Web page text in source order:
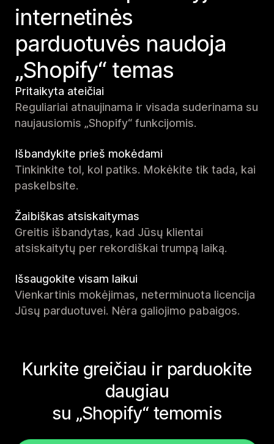
internetinės
parduotuvės naudoja
„Shopify“ temas
Pritaikyta ateičiai
Reguliariai atnaujinama ir visada suderinama su
naujausiomis „Shopify“ funkcijomis.
Išbandykite prieš mokėdami
Tinkinkite tol, kol patiks. Mokėkite tik tada, kai
paskelbsite.
Žaibiškas atsiskaitymas
Greitis išbandytas, kad Jūsų klientai
atsiskaitytų per rekordiškai trumpą laiką.
Išsaugokite visam laikui
Vienkartinis mokėjimas, neterminuota licencija
Jūsų parduotuvei. Nėra galiojimo pabaigos.
Kurkite greičiau ir parduokite
daugiau
su „Shopify“ temomis